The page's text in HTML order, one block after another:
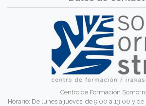
Centro de Formación
Horario: De lunes a jueves: de 9:00 a 13:00 y de